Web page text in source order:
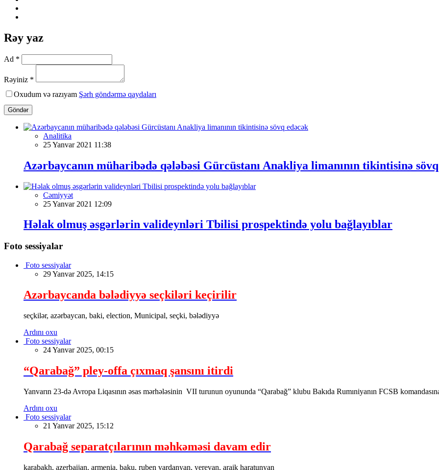
Rəy yaz
Ad *
Rəyiniz *
Oxudum və razıyam Şərh göndərmə qaydaları
Göndər
Analitika
25 Yanvar 2021 11:38
Azərbaycanın müharibədə qələbəsi Gürcüstanı Anakliya limanının tikintisinə
Cəmiyyət
25 Yanvar 2021 12:09
Həlak olmuş əsgərlərin valideynləri Tbilisi prospektində yolu bağlayıblar
Foto sessiyalar
Foto sessiyalar
29 Yanvar 2025, 14:15
Azərbaycanda bələdiyyə seçkiləri keçirilir
seçkilər, azərbaycan, baki, election, Municipal, seçki, bələdiyyə
Ardını oxu
Foto sessiyalar
24 Yanvar 2025, 00:15
“Qarabağ” pley-offa çıxmaq şansını itirdi
Yanvarın 23-də Avropa Liqasının əsas mərhələsinin VII turunun oyununda “Qarabağ” klubu Bakıda Rumıniyanın FCSB
Ardını oxu
Foto sessiyalar
21 Yanvar 2025, 15:12
Qarabağ separatçılarının məhkəməsi davam edir
karabakh, azerbaijan, armenia, baku, ruben vardanyan, yerevan, araik haratunyan